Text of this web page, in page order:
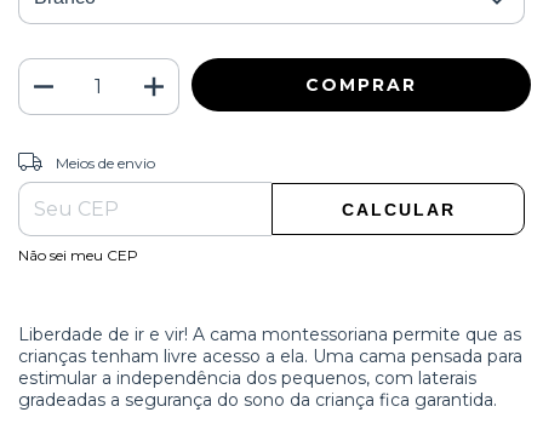
Entregas para o CEP:
Meios de envio
CALCULAR
Não sei meu CEP
Liberdade de ir e vir! A cama montessoriana permite que as
crianças tenham livre acesso a ela. Uma cama pensada para
estimular a independência dos pequenos, com laterais
gradeadas a segurança do sono da criança fica garantida.